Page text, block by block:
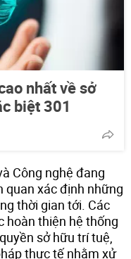
nhất về sở
biệt 301
Công nghệ đang
quan xác định những
thời gian tới. Các
hoàn thiện hệ thống
sở hữu trí tuệ,
thực tế nhằm xử